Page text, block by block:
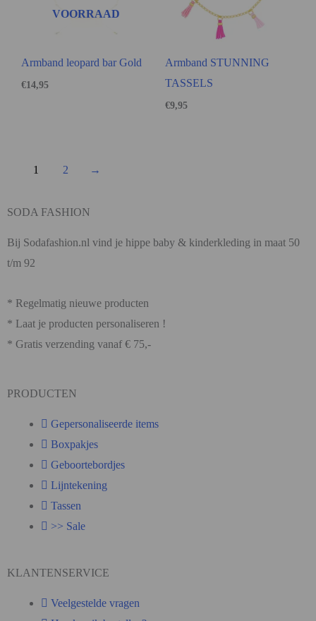
VOORRAAD
Armband leopard bar Gold
€14,95
Armband STUNNING
TASSELS
€9,95
1 2 →
SODA FASHION
Bij Sodafashion.nl vind je hippe baby & kinderkleding in maat 50
t/m 92
* Regelmatig nieuwe producten
* Laat je producten personaliseren !
* Gratis verzending vanaf € 75,-
PRODUCTEN
Gepersonaliseerde items
Boxpakjes
Geboortebordjes
Lijntekening
Tassen
>> Sale
KLANTENSERVICE
Veelgestelde vragen